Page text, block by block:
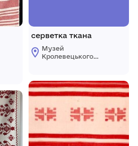
серветка ткана
Музей
Кролевецького
міської ради